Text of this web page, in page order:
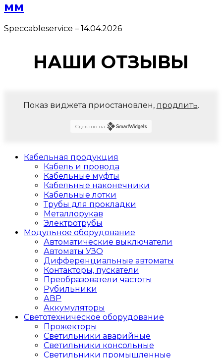
мм
Speccableservice – 14.04.2026
НАШИ ОТЗЫВЫ
Показ виджета приостановлен, продлить.
Сделано на
Кабельная продукция
Кабель и провода
Кабельные муфты
Кабельные наконечники
Кабельные лотки
Трубы для прокладки
Металлорукав
Электротрубы
Модульное оборудование
Автоматические выключатели
Автоматы УЗО
Дифференциальные автоматы
Контакторы, пускатели
Преобразователи частоты
Рубильники
АВР
Аккумуляторы
Светотехническое оборудование
Прожекторы
Светильники аварийные
Светильники консольные
Светильники промышленные